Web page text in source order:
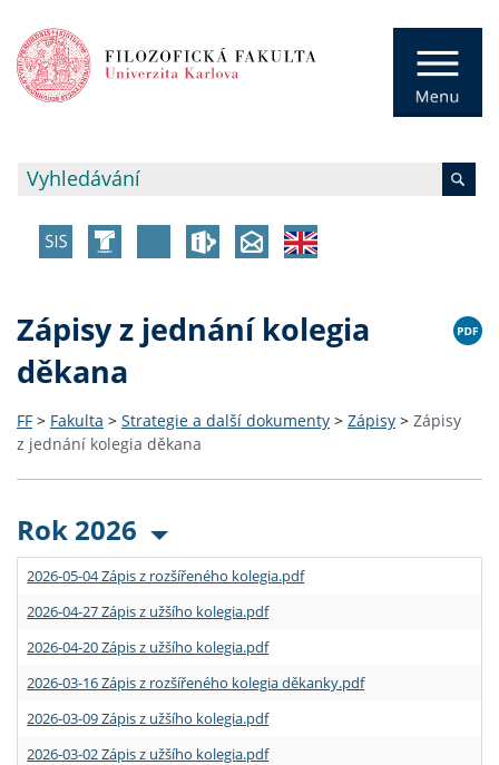
Zápisy z jednání kolegia
děkana
FF > Fakulta > Strategie a další dokumenty > Zápisy > Zápisy
z jednání kolegia děkana
Rok 2026
2026-05-04 Zápis z rozšířeného kolegia.pdf
2026-04-27 Zápis z užšího kolegia.pdf
2026-04-20 Zápis z užšího kolegia.pdf
2026-03-16 Zápis z rozšířeného kolegia děkanky.pdf
2026-03-09 Zápis z užšího kolegia.pdf
2026-03-02 Zápis z užšího kolegia.pdf